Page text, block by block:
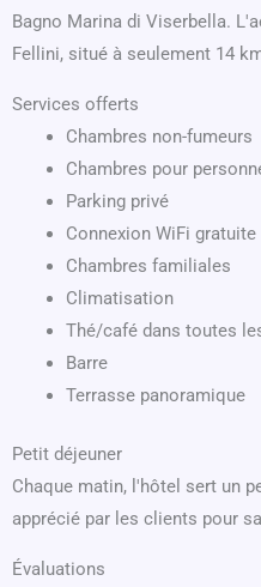
Bagno Marina di Viserbella.
Fellini, situé à seulement 14
Services offerts
Chambres non-fumeurs
Chambres pour
Parking privé
Connexion WiFi gratuite
Chambres familiales
Climatisation
Thé/café dans toutes
Barre
Terrasse panoramique
Petit déjeuner
Chaque matin, l'hôtel sert un
apprécié par les clients pour
Évaluations